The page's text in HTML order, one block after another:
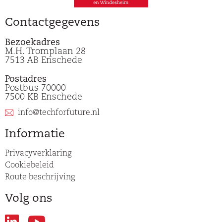
Contactgegevens
Bezoekadres
M.H. Tromplaan 28
7513 AB Enschede
Postadres
Postbus 70000
7500 KB Enschede
info@techforfuture.nl
Informatie
Privacyverklaring
Cookiebeleid
Route beschrijving
Volg ons